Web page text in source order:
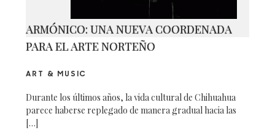
ARMÓNICO: UNA NUEVA COORDENADA
PARA EL ARTE NORTEÑO
ART & MUSIC
Durante los últimos años, la vida cultural de Chihuahua
parece haberse replegado de manera gradual hacia las
[…]